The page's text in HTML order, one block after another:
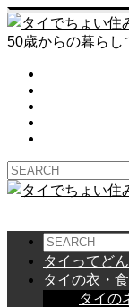
50歳からの暮ら
タイってど
タイの衣・
タイの